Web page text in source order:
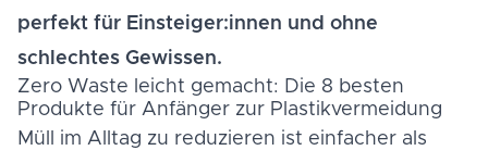
perfekt für Einsteiger:innen und ohne
schlechtes Gewissen.
Zero Waste leicht gemacht: Die 8 besten
Produkte für Anfänger zur Plastikvermeidung
Müll im Alltag zu reduzieren ist einfacher als